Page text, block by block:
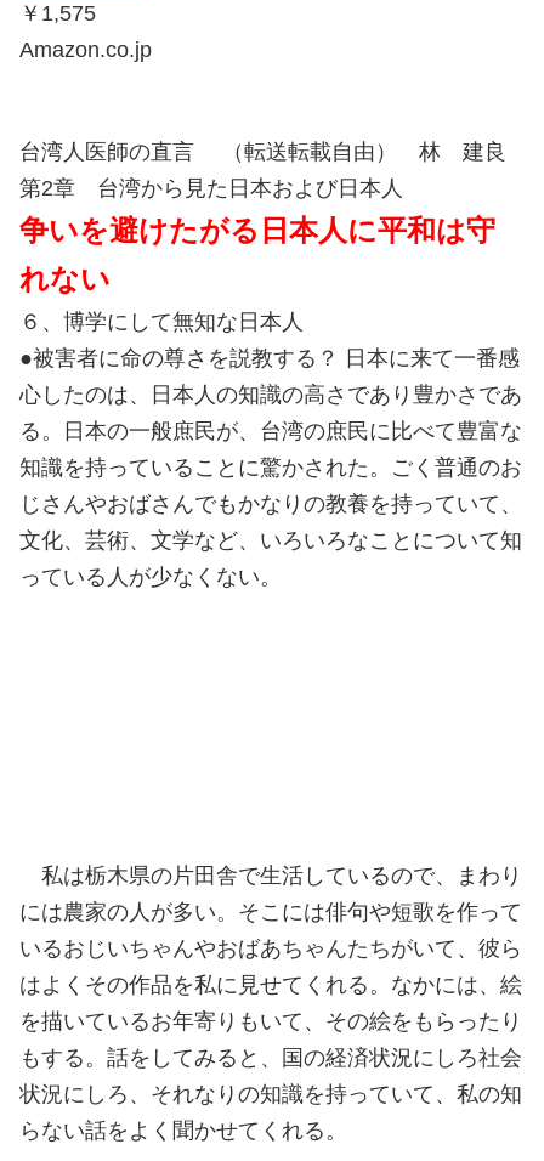
￥1,575
Amazon.co.jp
台湾人医師の直言 （転送転載自由） 林 建良
第2章 台湾から見た日本および日本人
争いを避けたがる日本人に平和は守
れない
６、博学にして無知な日本人
●被害者に命の尊さを説教する？ 日本に来て一番感
心したのは、日本人の知識の高さであり豊かさであ
る。日本の一般庶民が、台湾の庶民に比べて豊富な
知識を持っていることに驚かされた。ごく普通のお
じさんやおばさんでもかなりの教養を持っていて、
文化、芸術、文学など、いろいろなことについて知
っている人が少なくない。
私は栃木県の片田舎で生活しているので、まわり
には農家の人が多い。そこには俳句や短歌を作って
いるおじいちゃんやおばあちゃんたちがいて、彼ら
はよくその作品を私に見せてくれる。なかには、絵
を描いているお年寄りもいて、その絵をもらったり
もする。話をしてみると、国の経済状況にしろ社会
状況にしろ、それなりの知識を持っていて、私の知
らない話をよく聞かせてくれる。